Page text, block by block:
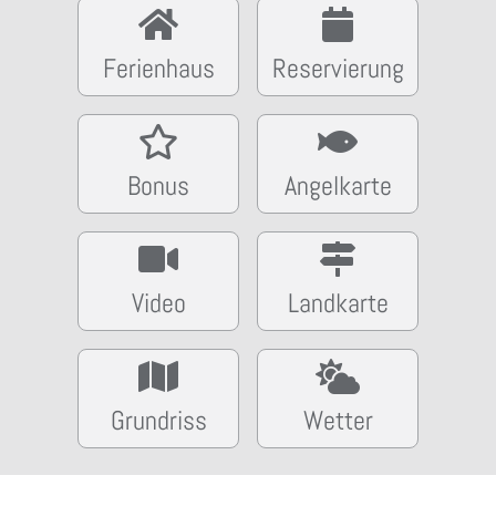
Ferienhaus Reservierung
Bonus Angelkarte
Video Landkarte
Grundriss Wetter